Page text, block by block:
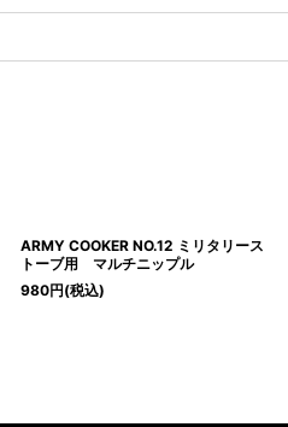
ARMY COOKER NO.12 ミリタリース
トーブ用 マルチニップル
980円(税込)